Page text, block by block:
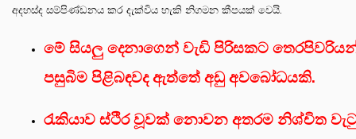
අදහස්ද සම්පිණ්ඩනය කර දැක්විය හැකි නිගමන කීපයක් වෙයි.
මේ සියලු දෙනාගෙන් වැඩි පිරිසකට
පසුබිම පිළිබඳවද ඇත්තේ අඩු අවබෝධයකි.
රැකියාව ස්ථිර වූවක් නොවන අතරම නිශ්චිත